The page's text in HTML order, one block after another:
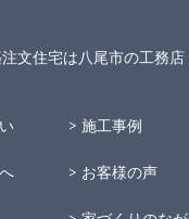
文住宅は八尾市の工務
施工事例
お客様の声